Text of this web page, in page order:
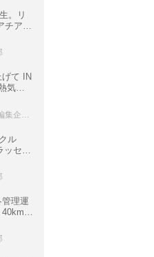
。リ
ア発
て IN
気球
ル
セか
管理運
以